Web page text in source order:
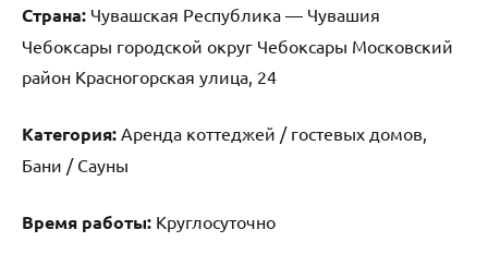
Страна: Чувашская Республика — Чувашия
Чебоксары городской округ Чебоксары Московский
район Красногорская улица, 24
Категория: Аренда коттеджей / гостевых домов,
Бани / Сауны
Время работы: Круглосуточно